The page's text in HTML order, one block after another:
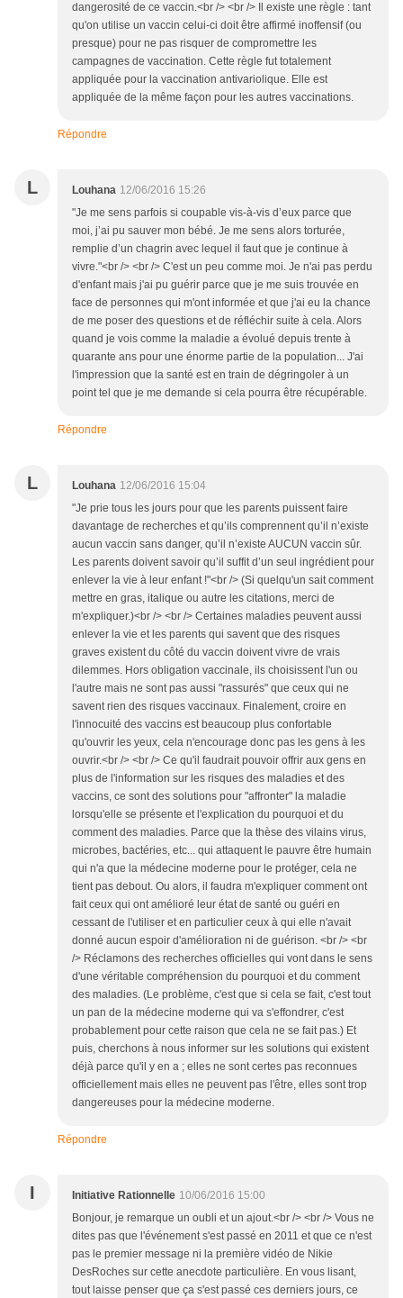
dangerosité de ce vaccin.<br /> <br /> Il existe une règle : tant
qu'on utilise un vaccin celui-ci doit être affirmé inoffensif (ou
presque) pour ne pas risquer de compromettre les
campagnes de vaccination. Cette règle fut totalement
appliquée pour la vaccination antivariolique. Elle est
appliquée de la même façon pour les autres vaccinations.
Répondre
L Louhana 12/06/2016 15:26
"Je me sens parfois si coupable vis-à-vis d’eux parce que
moi, j’ai pu sauver mon bébé. Je me sens alors torturée,
remplie d’un chagrin avec lequel il faut que je continue à
vivre."<br /> <br /> C'est un peu comme moi. Je n'ai pas perdu
d'enfant mais j'ai pu guérir parce que je me suis trouvée en
face de personnes qui m'ont informée et que j'ai eu la chance
de me poser des questions et de réfléchir suite à cela. Alors
quand je vois comme la maladie a évolué depuis trente à
quarante ans pour une énorme partie de la population... J'ai
l'impression que la santé est en train de dégringoler à un
point tel que je me demande si cela pourra être récupérable.
Répondre
L Louhana 12/06/2016 15:04
"Je prie tous les jours pour que les parents puissent faire
davantage de recherches et qu’ils comprennent qu’il n’existe
aucun vaccin sans danger, qu’il n’existe AUCUN vaccin sûr.
Les parents doivent savoir qu’il suffit d’un seul ingrédient pour
enlever la vie à leur enfant !"<br /> (Si quelqu'un sait comment
mettre en gras, italique ou autre les citations, merci de
m'expliquer.)<br /> <br /> Certaines maladies peuvent aussi
enlever la vie et les parents qui savent que des risques
graves existent du côté du vaccin doivent vivre de vrais
dilemmes. Hors obligation vaccinale, ils choisissent l'un ou
l'autre mais ne sont pas aussi "rassurés" que ceux qui ne
savent rien des risques vaccinaux. Finalement, croire en
l'innocuité des vaccins est beaucoup plus confortable
qu'ouvrir les yeux, cela n'encourage donc pas les gens à les
ouvrir.<br /> <br /> Ce qu'il faudrait pouvoir offrir aux gens en
plus de l'information sur les risques des maladies et des
vaccins, ce sont des solutions pour "affronter" la maladie
lorsqu'elle se présente et l'explication du pourquoi et du
comment des maladies. Parce que la thèse des vilains virus,
microbes, bactéries, etc... qui attaquent le pauvre être humain
qui n'a que la médecine moderne pour le protéger, cela ne
tient pas debout. Ou alors, il faudra m'expliquer comment ont
fait ceux qui ont amélioré leur état de santé ou guéri en
cessant de l'utiliser et en particulier ceux à qui elle n'avait
donné aucun espoir d'amélioration ni de guérison. <br /> <br
/> Réclamons des recherches officielles qui vont dans le sens
d'une véritable compréhension du pourquoi et du comment
des maladies. (Le problème, c'est que si cela se fait, c'est tout
un pan de la médecine moderne qui va s'effondrer, c'est
probablement pour cette raison que cela ne se fait pas.) Et
puis, cherchons à nous informer sur les solutions qui existent
déjà parce qu'il y en a ; elles ne sont certes pas reconnues
officiellement mais elles ne peuvent pas l'être, elles sont trop
dangereuses pour la médecine moderne.
Répondre
I Initiative Rationnelle 10/06/2016 15:00
Bonjour, je remarque un oubli et un ajout.<br /> <br /> Vous ne
dites pas que l'événement s'est passé en 2011 et que ce n'est
pas le premier message ni la première vidéo de Nikie
DesRoches sur cette anecdote particulière. En vous lisant,
tout laisse penser que ça s'est passé ces derniers jours, ce